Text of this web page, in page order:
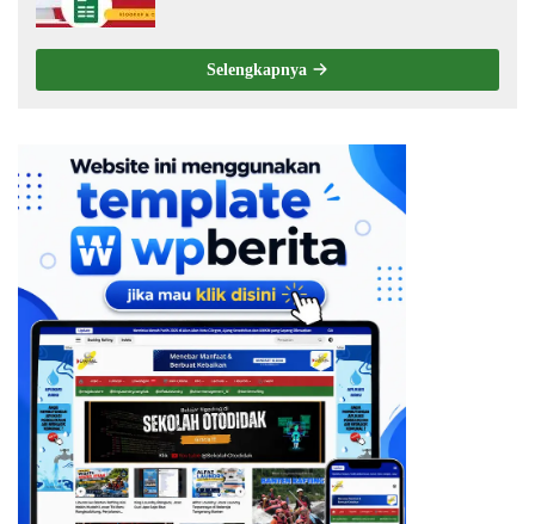
Selengkapnya